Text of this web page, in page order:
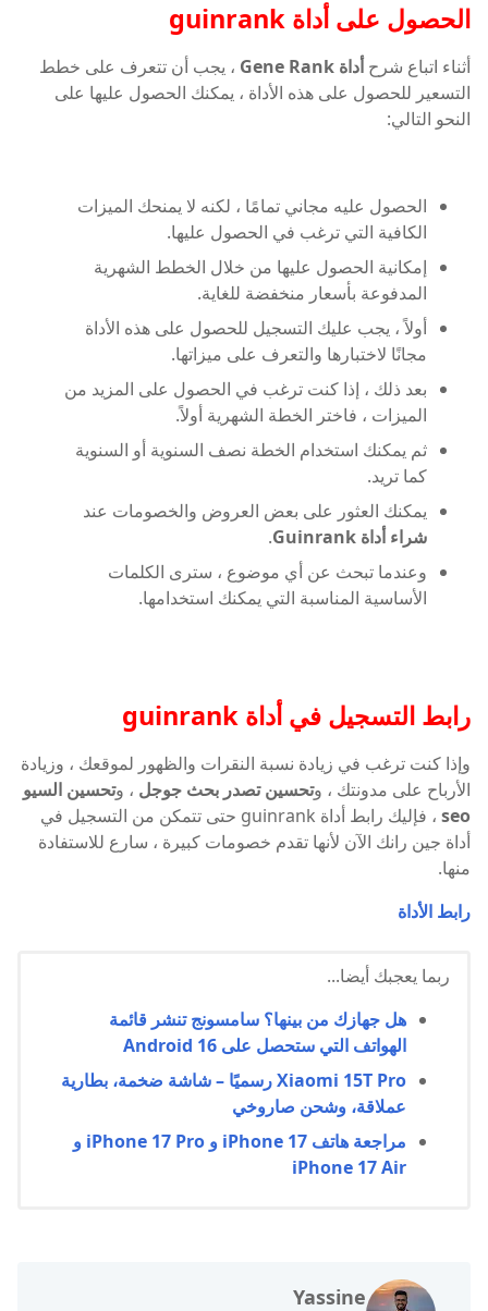
الحصول على أداة guinrank
أثناء اتباع شرحأداة Gene Rank
، يجب أن تتعرف على خطط
التسعير للحصول على هذه الأداة ، يمكنك الحصول عليها على
النحو التالي:
الحصول عليه مجاني تمامًا ، لكنه لا يمنحك الميزات
الكافية التي ترغب في الحصول عليها.
إمكانية الحصول عليها من خلال الخطط الشهرية
المدفوعة بأسعار منخفضة للغاية.
أولاً ، يجب عليك التسجيل للحصول على هذه الأداة
مجانًا لاختبارها والتعرف على ميزاتها.
بعد ذلك ، إذا كنت ترغب في الحصول على المزيد من
الميزات ، فاختر الخطة الشهرية أولاً.
ثم يمكنك استخدام الخطة نصف السنوية أو السنوية
كما تريد.
يمكنك العثور على بعض العروض والخصومات عند
شراء أداة Guinrank
.
وعندما تبحث عن أي موضوع ، سترى الكلمات
الأساسية المناسبة التي يمكنك استخدامها.
رابط التسجيل في أداة guinrank
وإذا كنت ترغب في زيادة نسبة النقرات والظهور لموقعك ، وزيادة
الأرباح على مدونتك ، وتحسين تصدر بحث جوجل ، وتحسين السيو
seo
، فإليك رابط أداة guinrank حتى تتمكن من التسجيل في
أداة جين رانك الآن لأنها تقدم خصومات كبيرة ، سارع للاستفادة
منها.
رابط الأداة
ربما يعجبك أيضا...
هل جهازك من بينها؟ سامسونج تنشر قائمة
الهواتف التي ستحصل على Android 16
Xiaomi 15T Pro رسميًا – شاشة ضخمة، بطارية
عملاقة، وشحن صاروخي
مراجعة هاتف iPhone 17 و iPhone 17 Pro و
iPhone 17 Air
Yassine